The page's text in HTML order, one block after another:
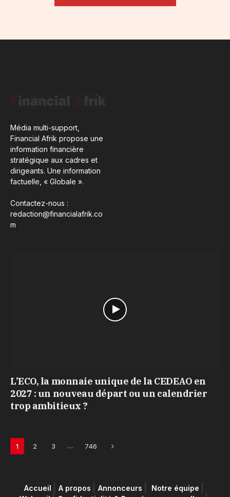
Média multi-support,
Financial Afrik propose une
information financière
stratégique aux cadres et
dirigeants. Une information
factuelle, « Globale ».
Contactez-nous :
redaction@financialafrik.co
m
L’ECO, la monnaie unique de la CEDEAO en
2027 : un nouveau départ ou un calendrier
trop ambitieux ?
1 2 3 … 746 Next
Accueil A propos Annonceurs
Notre équipe